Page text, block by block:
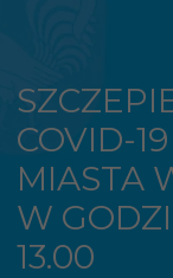
COVID-
MIASTA
W
13.00